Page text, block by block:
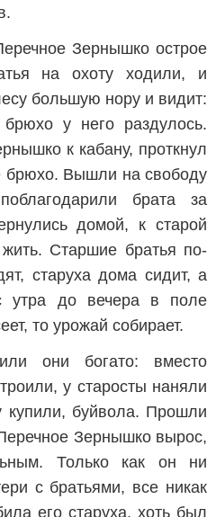
Зернышко острое
на охоту ходили, и
большую нору и видит:
у него раздулось.
к кабану, проткнул
брюхо. Вышли на свободу
брата за
домой, к старой
Старшие братья по-
старуха дома сидит, а
утра до вечера в поле
то урожай собирает.
они богато: вместо
у старосты наняли
купили, буйвола. Прошли
Зернышко вырос,
Только как он ни
с братьями, все никак
его старуха, хоть был